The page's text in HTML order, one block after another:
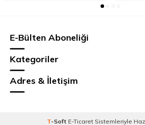
E-Bülten Aboneliği
Kategoriler
Adres & İletişim
T-Soft E-TicaretSistemleriyle